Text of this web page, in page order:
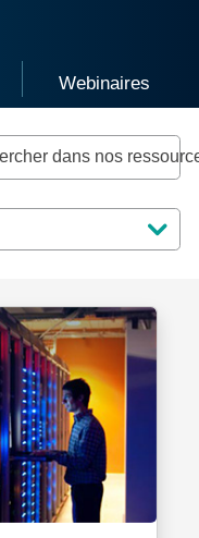
les ressources
pour afficher les
Webinaires
Cliquez
dans nos